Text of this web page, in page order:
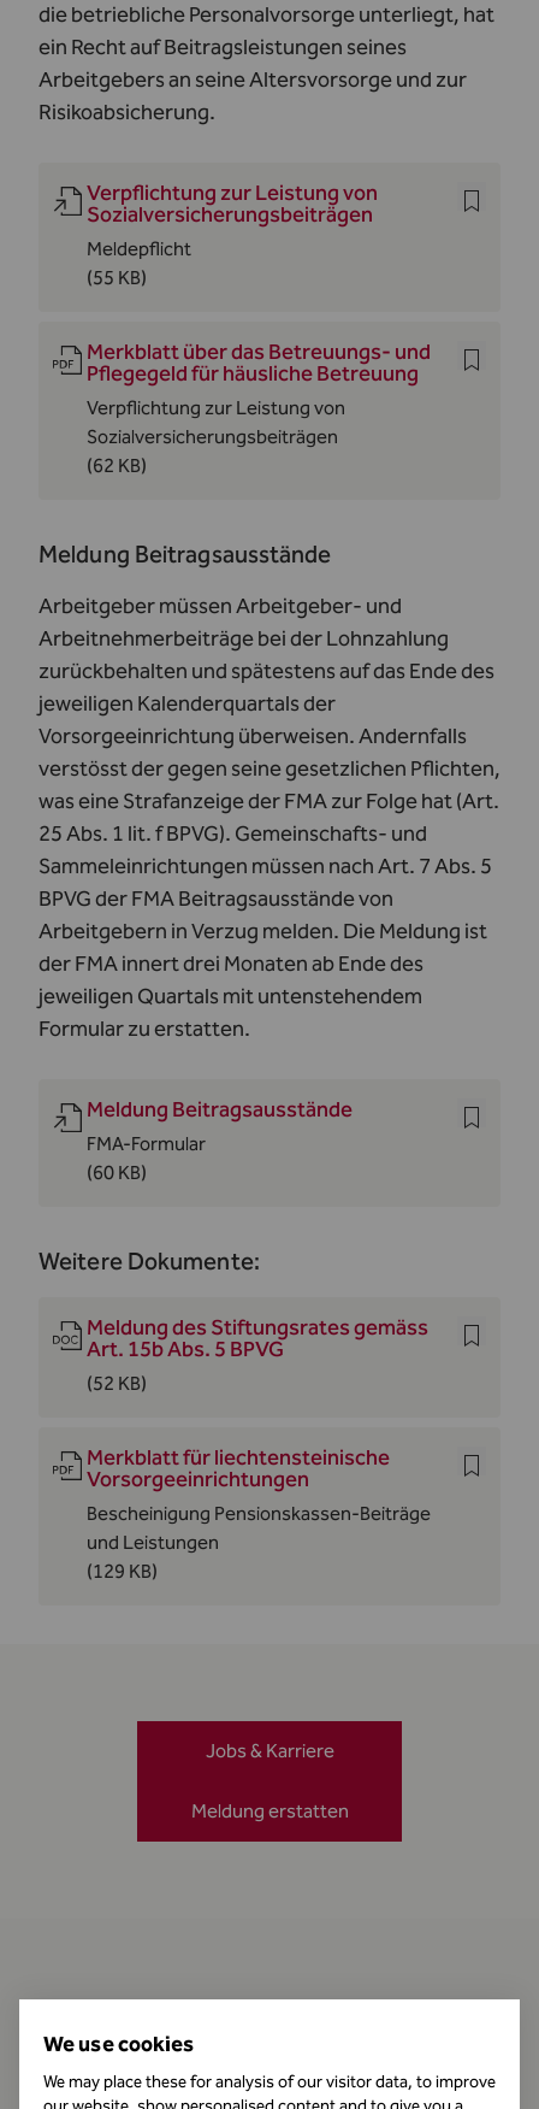
die betriebliche Personalvorsorge unterliegt, hat
ein Recht auf Beitragsleistungen seines
Arbeitgebers an seine Altersvorsorge und zur
Risikoabsicherung.
Verpflichtung zur Leistung von
Sozialversicherungsbeiträgen
Meldepflicht
(55 KB)
Merkblatt über das Betreuungs- und
Pflegegeld für häusliche Betreuung
Verpflichtung zur Leistung von
Sozialversicherungsbeiträgen
(62 KB)
Meldung Beitragsausstände
Arbeitgeber müssen Arbeitgeber- und
Arbeitnehmerbeiträge bei der Lohnzahlung
zurückbehalten und spätestens auf das Ende des
jeweiligen Kalenderquartals der
Vorsorgeeinrichtung überweisen. Andernfalls
verstösst der gegen seine gesetzlichen Pflichten,
was eine Strafanzeige der FMA zur Folge hat (Art.
25 Abs. 1 lit. f BPVG). Gemeinschafts- und
Sammeleinrichtungen müssen nach Art. 7 Abs. 5
BPVG der FMA Beitragsausstände von
Arbeitgebern in Verzug melden. Die Meldung ist
der FMA innert drei Monaten ab Ende des
jeweiligen Quartals mit untenstehendem
Formular zu erstatten.
Meldung Beitragsausstände
FMA-Formular
(60 KB)
Weitere Dokumente:
Meldung des Stiftungsrates gemäss
Art. 15b Abs. 5 BPVG
(52 KB)
Merkblatt für liechtensteinische
Vorsorgeeinrichtungen
Bescheinigung Pensionskassen-Beiträge
und Leistungen
(129 KB)
Jobs & Karriere
Meldung erstatten
We use cookies
We may place these for analysis of our visitor data, to improve